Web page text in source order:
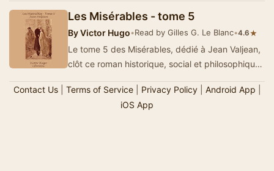
Les Misérables - tome 5
ByVictor Hugo•Read by Gilles G. Le Blanc•4.6★
Le tome 5 des Misérables, dédié à Jean Valjean,
clôt ce roman historique, social et philosophique
Contact Us| Terms of Service| Privacy Policy| Android App
iOS App